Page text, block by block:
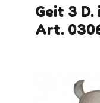
Geit 3
Art.